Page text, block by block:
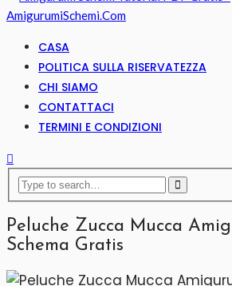
CASA
POLITICA SULLA RISERVATEZZA
CHI SIAMO
CONTATTACI
TERMINI E CONDIZIONI
Peluche Zucca Mucca
Schema Gratis